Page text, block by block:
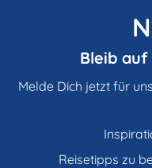
Bleib auf
Melde Dich jetzt für
Reisetipps zu